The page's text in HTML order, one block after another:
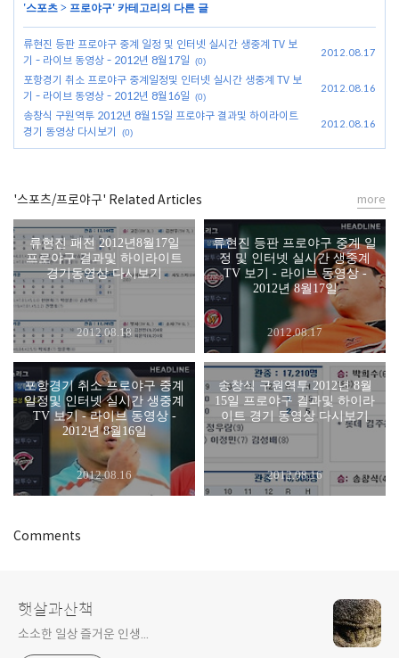
'스포츠 > 프로야구' 카테고리의 다른 글
류현진 등판 프로야구 중계 일정 및 인터넷 실시간 생중계 TV 보
기 - 라이브 동영상 - 2012년 8월17일
(0)
2012.08.17
포항경기 취소 프로야구 중계일정및 인터넷 실시간 생중계 TV 보
기 - 라이브 동영상 - 2012년 8월16일
(0)
2012.08.16
송창식 구원역투 2012년 8월15일 프로야구 결과및 하이라이트
경기 동영상 다시보기
(0)
2012.08.16
'스포츠/프로야구' Related Articles
류현진 패전 2012년8월17일
프로야구 결과및 하이라이트
경기동영상 다시보기
2012.08.18
류현진 등판 프로야구 중계 일
정 및 인터넷 실시간 생중계
TV 보기 - 라이브 동영상 -
2012년 8월17일
2012.08.17
포항경기 취소 프로야구 중계
일정및 인터넷 실시간 생중계
TV 보기 - 라이브 동영상 -
2012년 8월16일
2012.08.16
송창식 구원역투 2012년 8월
15일 프로야구 결과및 하이라
이트 경기 동영상 다시보기
2012.08.16
more
Comments
햇살과산책
소소한 일상 즐거운 인생...